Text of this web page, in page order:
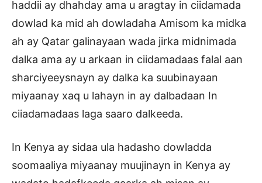
haddii ay dhahday ama u aragtay in ciidamada
dowlad ka mid ah dowladaha Amisom ka midka
ah ay Qatar galinayaan wada jirka midnimada
dalka ama ay u arkaan in ciidamadaas falal aan
sharciyeeysnayn ay dalka ka suubinayaan
miyaanay xaq u lahayn in ay dalbadaan In
ciiadamadaas laga saaro dalkeeda.
In Kenya ay sidaa ula hadasho dowladda
soomaaliya miyaanay muujinayn in Kenya ay